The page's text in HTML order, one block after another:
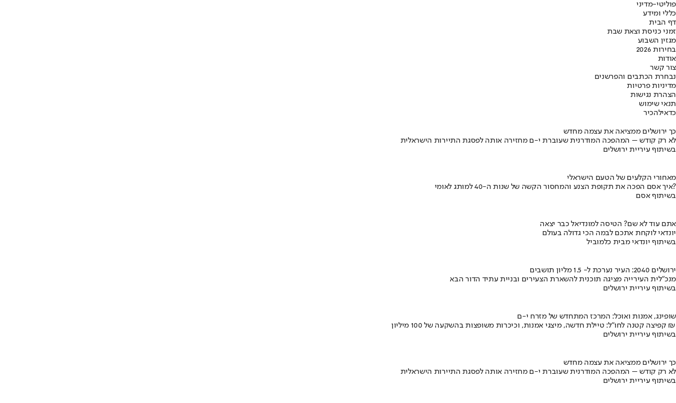
פוליטי-מדיני
כללי ומידע
דף הבית
זמני כניסת וצאת שבת
מגזין השבוע
בחירות 2026
אודות
צור קשר
נבחרת הכתבים והפרשנים
מדיניות פרטיות
הצהרת נגישות
תנאי שימוש
כדאילהכיר
כך ירושלים ממציאה את עצמה מחדש
לא רק קודש – המהפכה המודרנית שעוברת י-ם מחזירה אותה לפסגת התיירות הישראלית
בשיתוף עיריית ירושלים
מאחורי הקלעים של הטעם הישראלי
איך אסם הפכה את תקופת הצנע והמחסור הקשה של שנות ה-40 למותג לאומי?
בשיתוף אסם
אתם עוד לא שם? הטיסה למונדיאל כבר יצאה
יונדאי לוקחת אתכם לבמה הכי גדולה בעולם
בשיתוף יונדאי מבית כלמוביל
ירושלים 2040: העיר נערכת ל- 1.5 מליון תושבים
מנכ"לית העירייה מציגה תוכנית להשארת הצעירים ובניית עתיד הדור הבא
בשיתוף עיריית ירושלים
שופינג, אמנות ואוכל: המרכז המתחדש של מזרח י-ם
קפיצה קטנה לחו"ל: טיילת חדשה, מיצגי אמנות, וכיכרות משופצות בהשקעה של 100 מיליון ₪
בשיתוף עיריית ירושלים
כך ירושלים ממציאה את עצמה מחדש
לא רק קודש – המהפכה המודרנית שעוברת י-ם מחזירה אותה לפסגת התיירות הישראלית
בשיתוף עיריית ירושלים